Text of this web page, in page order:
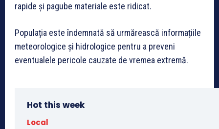
rapide și pagube materiale este ridicat.
Populația este îndemnată să urmărească informațiile
meteorologice și hidrologice pentru a preveni
eventualele pericole cauzate de vremea extremă.
Hot this week
Local